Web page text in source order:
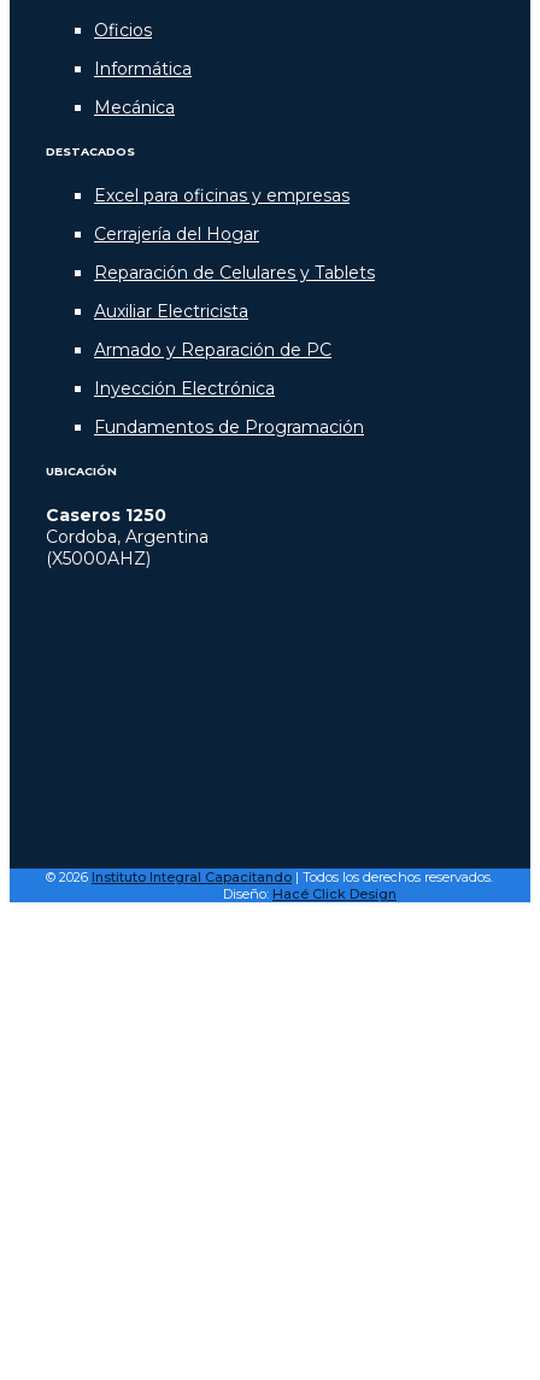
Oficios
Informática
Mecánica
DESTACADOS
Excel para oficinas y empresas
Cerrajería del Hogar
Reparación de Celulares y Tablets
Auxiliar Electricista
Armado y Reparación de PC
Inyección Electrónica
Fundamentos de Programación
UBICACIÓN
Caseros 1250
Cordoba, Argentina
(X5000AHZ)
© 2026 Instituto Integral Capacitando | Todos los derechos reservados.
Diseño: Hacé Click Design